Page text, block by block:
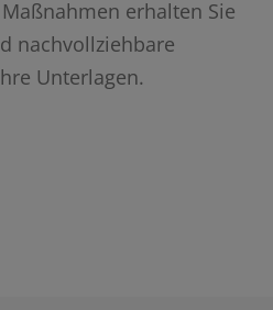
erhalten Sie
nachvollziehbare
Unterlagen.